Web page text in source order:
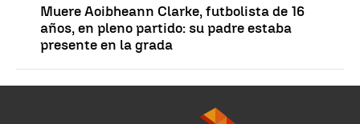
Muere Aoibheann Clarke, futbolista de 16
años, en pleno partido: su padre estaba
presente en la grada